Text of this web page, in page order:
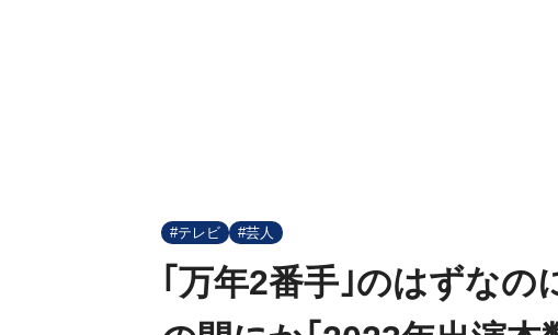
#テレビ #芸人
｢万年2番手｣のはずな